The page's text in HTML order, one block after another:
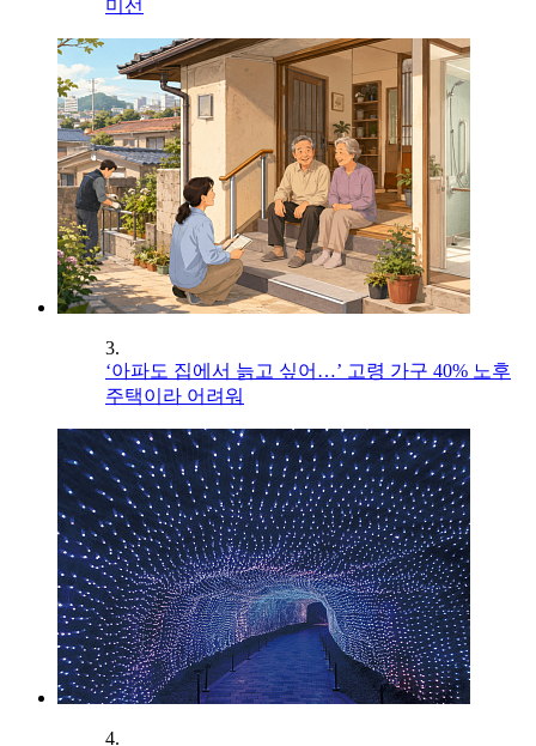
미선
3.
‘아파도 집에서 늙고 싶어…’ 고령 가구 40% 노후
주택이라 어려워
4.